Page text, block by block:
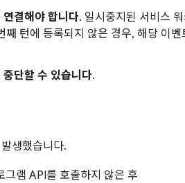
결해야 합니다. 일시중지된 서비스
턴에 등록되지 않은 경우, 해당 이
중단할 수 있습니다.
생했습니다.
램 API를 호출하지 않은 후